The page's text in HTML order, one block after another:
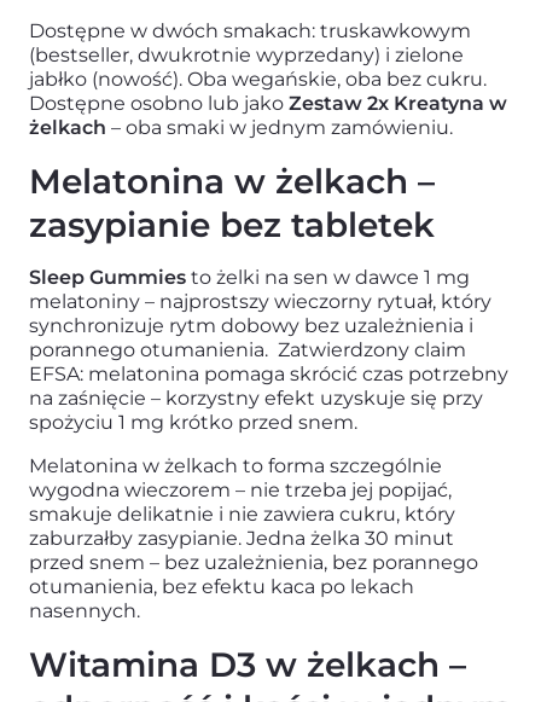
Dostępne w dwóch smakach: truskawkowym
(bestseller, dwukrotnie wyprzedany) i zielone
jabłko (nowość). Oba wegańskie, oba bez cukru.
Dostępne osobno lub jako Zestaw 2x Kreatyna w
żelkach – oba smaki w jednym zamówieniu.
Melatonina w żelkach –
zasypianie bez tabletek
Sleep Gummies to żelki na sen w dawce 1 mg
melatoniny – najprostszy wieczorny rytuał, który
synchronizuje rytm dobowy bez uzależnienia i
porannego otumanienia. Zatwierdzony claim
EFSA: melatonina pomaga skrócić czas potrzebny
na zaśnięcie – korzystny efekt uzyskuje się przy
spożyciu 1 mg krótko przed snem.
Melatonina w żelkach to forma szczególnie
wygodna wieczorem – nie trzeba jej popijać,
smakuje delikatnie i nie zawiera cukru, który
zaburzałby zasypianie. Jedna żelka 30 minut
przed snem – bez uzależnienia, bez porannego
otumanienia, bez efektu kaca po lekach
nasennych.
Witamina D3 w żelkach –
Z czym najczęściej się
zmagasz?
Zaznacz odpowiedź iodbierz swój rabat.
Brakuje mi energii